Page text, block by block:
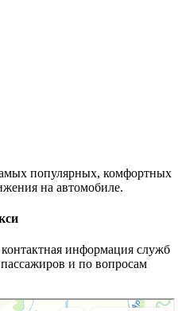
популярных, комфортных
на автомобиле.
информация служб
и по вопросам